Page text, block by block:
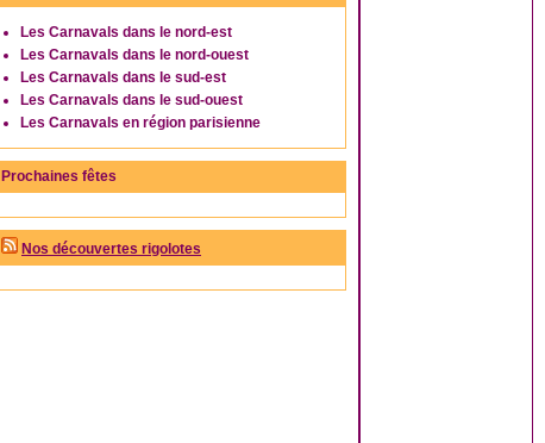
Les Carnavals dans le nord-est
Les Carnavals dans le nord-ouest
Les Carnavals dans le sud-est
Les Carnavals dans le sud-ouest
Les Carnavals en région parisienne
Prochaines fêtes
Nos découvertes rigolotes